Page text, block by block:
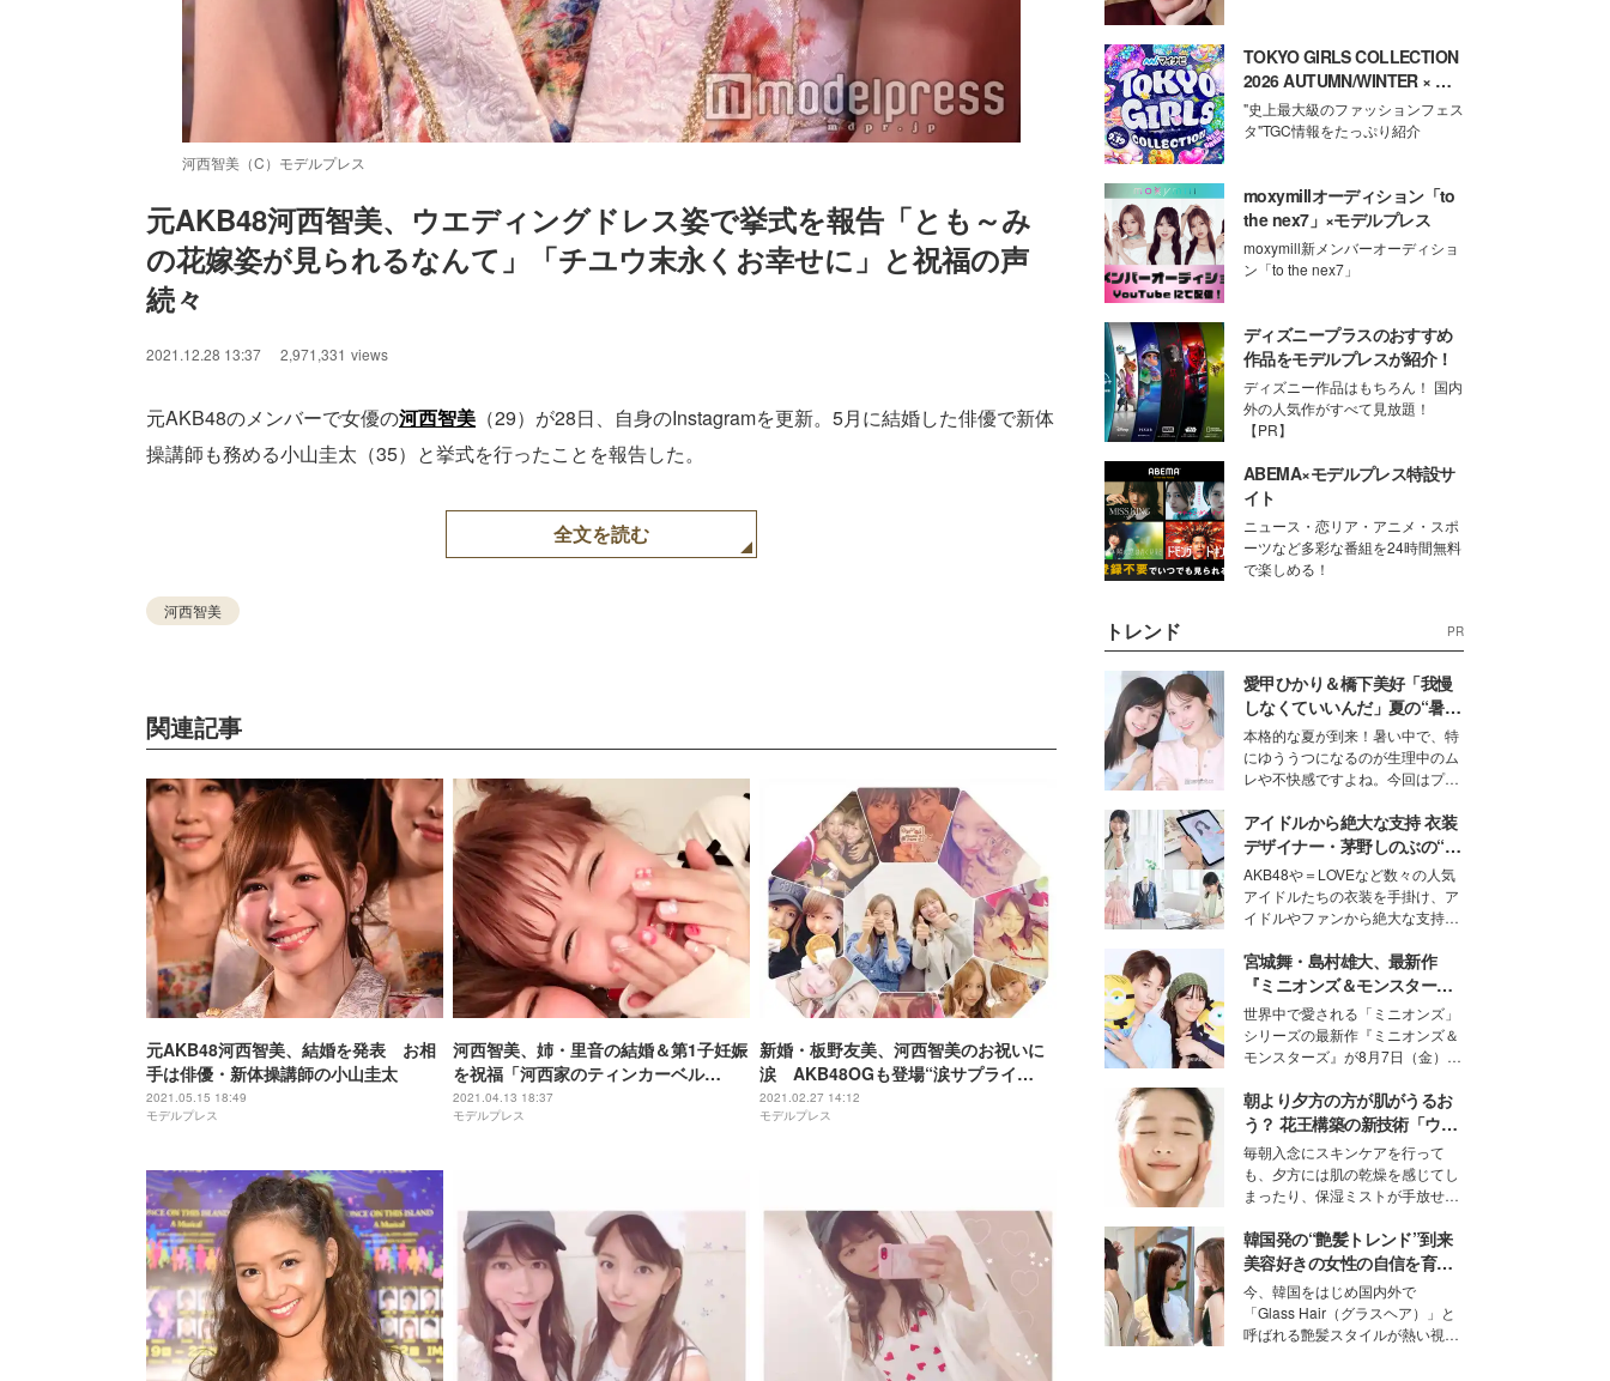
河西智美（C）モデルプレス
元AKB48河西智美、ウエディングドレス姿で挙式を報告「とも～み
の花嫁姿が見られるなんて」「チユウ末永くお幸せに」と祝福の声
続々
2021.12.28 13:37 2,971,331 views
元AKB48のメンバーで女優の河西智美 （29）が28日、自身のInstagramを更新。5月に結婚した俳優で新体
操講師も務める小山圭太（35）と挙式を行ったことを報告した。
全文を読む
河西智美
関連記事
元AKB48河西智美、結婚を発表 お相
手は俳優・新体操講師の小山圭太
2021.05.15 18:49
モデルプレス
河西智美、姉・里音の結婚＆第1子妊娠
を祝福「河西家のティンカーベル
が…」2ショットも公開
2021.04.13 18:37
モデルプレス
新婚・板野友美、河西智美のお祝いに
涙 AKB48OGも登場“涙サプライ
ズ”で感動
2021.02.27 14:12
モデルプレス
TOKYO GIRLS COLLECTION
2026 AUTUMN/WINTER × モ
デルプレス
"史上最大級のファッションフェス
タ"TGC情報をたっぷり紹介
moxymillオーディション「to
the nex7」×モデルプレス
moxymill新メンバーオーディショ
ン「to the nex7」
ディズニープラスのおすすめ
作品をモデルプレスが紹介！
ディズニー作品はもちろん！ 国内
外の人気作がすべて見放題！
【PR】
ABEMA×モデルプレス特設サ
イト
ニュース・恋リア・アニメ・スポ
ーツなど多彩な番組を24時間無料
で楽しめる！
トレンド PR
愛甲ひかり＆橋下美好「我慢
しなくていいんだ」夏の“暑さ
対策”の新しい選択肢とは？
本格的な夏が到来！暑い中で、特
にゆううつになるのが生理中のム
レや不快感ですよね。今回はプラ
モデル・愛甲ひかりさんと橋下美
好さんを迎えて本音で女子会トー
ク。猛暑のお出かけを快適に過ご
すヒントや、2人が感動した夏の
生理の新常識にも迫りました。
アイドルから絶大な支持 衣装
デザイナー・茅野しのぶの“可
愛い”を作る美学＜「シチズン
クロスシー」インタビュー＞
AKB48や＝LOVEなど数々の人気
アイドルたちの衣装を手掛け、ア
イドルやファンから絶大な支持を
取締役兼クリエイティブディレク
ター・茅野しのぶ。一人ひとりの
個性に寄り添い、魅力を引き出す
衣装作りは、多くの女性たちに勇
気と自信を与え続けている。
宮城舞・島村雄大、最新作
『ミニオンズ＆モンスター
ズ』の魅力熱弁 ハチャメチャ
だけじゃない“友情と絆”に感
動
世界中で愛される「ミニオンズ」
シリーズの最新作『ミニオンズ＆
モンスターズ』が8月7日（金）に
ニオン好き”という共通点を持つモ
デルの宮城舞と島村雄大の特別対
談をお届け！それぞれの視点か
ら、今作ならではの魅力や予想外
の感動をもたらす奥深いストーリ
ーについて熱く語り合ってもらっ
た。
朝より夕方の方が肌がうるお
う？ 花王構築の新技術「ウォ
ーターキャプチャリングスキ
ン（捕水肌）」がスキンケア
の常識を変える予感
毎朝入念にスキンケアを行って
も、夕方には肌の乾燥を感じてし
まったり、保湿ミストが手放せな
な美容の常識を大きく変える可能
性を秘めた、革新的な「Water
Capturing Skin（ウォーターキャ
プチャリングスキン：捕水肌）」
技術を、花王が構築した。
韓国発の“艶髪トレンド”到来
美容好きの女性の自信を育む
「ヘアケア事情」って？
今、韓国をはじめ国内外で
「Glass Hair（グラスヘア）」と
呼ばれる艶髪スタイルが熱い視線